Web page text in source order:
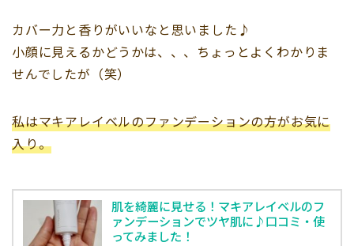
カバー力と香りがいいなと思いました♪
小顔に見えるかどうかは、、、ちょっとよくわかりま
せんでしたが（笑）
私はマキアレイベルのファンデーションの方がお気に
入り。
肌を綺麗に見せる！マキアレイベルのフ
ァンデーションでツヤ肌に♪口コミ・使
ってみました！